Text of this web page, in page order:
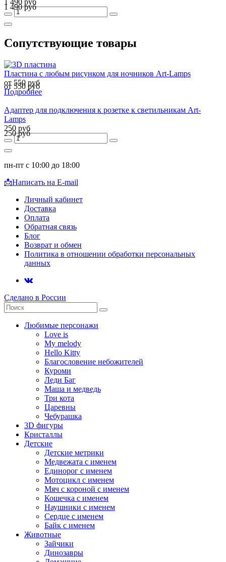
1 490 руб
Сопутствующие товары
Пластина с любым рисунком для ночников Art-Lamps
от 550 руб
от 550 руб
Подробнее
Адаптер для подключения к розетке к светильникам Art-
Lamps
250 руб
250 руб
пн-пт с 10:00 до 18:00
📩Написать на E-mail
Личный кабинет
Доставка
Оплата
Обратная связь
Блог
Возврат и обмен
Политика в отношении обработки персональных
данных
Сделано в России
Любимые персонажи
Love is
My melody
Hello Kitty
Благословение небожителей
Куроми
Леди Баг
Маша и медведь
Три кота
Царевны
Чебурашка
3D фигуры
Кристаллы
Детские
Детские метрики
Медвежата с именем
Единорог с именем
Мотоцикл с именем
Мяч с короной с именем
Кошечка с именем
Наушники с именем
Сердце с именем
Байк с именем
Животные
Зайчики
Динозавры